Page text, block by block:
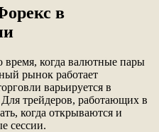
в
время, когда валютные пары
рынок работает
варьируется в
трейдеров, работающих в
когда открываются и
сессии.